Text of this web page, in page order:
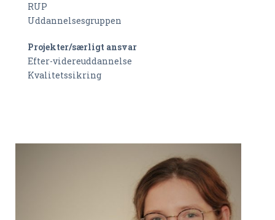
RUP
Uddannelsesgruppen
Projekter/særligt ansvar
Efter-videreuddannelse
Kvalitetssikring